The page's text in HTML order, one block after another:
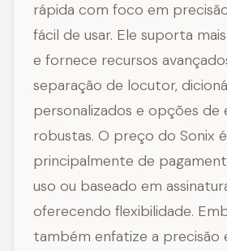
rápida com foco em
fácil de usar. Ele suporta
e fornece recursos
separação de locutor,
personalizados e opções de
robustas. O preço do Sonix é
principalmente de
uso ou baseado em
oferecendo flexibilidade.
também enfatize a precisão